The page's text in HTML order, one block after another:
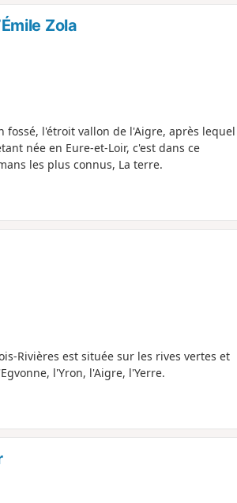
Zola
l'étroit vallon de l'Aigre, après lequel
née en Eure-et-Loir, c'est dans ce
les plus connus, La terre.
Rivières est située sur les rives vertes et
l'Yron, l'Aigre, l'Yerre.